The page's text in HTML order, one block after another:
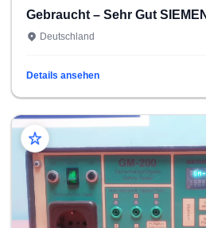
Gebraucht – Sehr Gut
Deutschland
Details ansehen